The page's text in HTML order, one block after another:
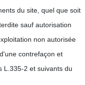
du site, quel que soit
sauf autorisation
non autorisée
contrefaçon et
L.335-2 et suivants du